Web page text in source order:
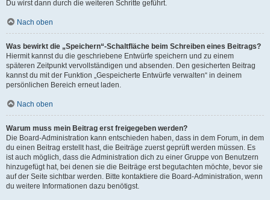
Du wirst dann durch die weiteren Schritte geführt.
Nach oben
Was bewirkt die „Speichern“-Schaltfläche beim Schreiben eines Beitrags?
Hiermit kannst du die geschriebene Entwürfe speichern und zu einem
späteren Zeitpunkt vervollständigen und absenden. Den gesicherten Beitrag
kannst du mit der Funktion „Gespeicherte Entwürfe verwalten“ in deinem
persönlichen Bereich erneut laden.
Nach oben
Warum muss mein Beitrag erst freigegeben werden?
Die Board-Administration kann entschieden haben, dass in dem Forum, in dem
du einen Beitrag erstellt hast, die Beiträge zuerst geprüft werden müssen. Es
ist auch möglich, dass die Administration dich zu einer Gruppe von Benutzern
hinzugefügt hat, bei denen sie die Beiträge erst begutachten möchte, bevor sie
auf der Seite sichtbar werden. Bitte kontaktiere die Board-Administration, wenn
du weitere Informationen dazu benötigst.